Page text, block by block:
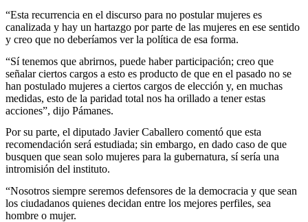
“Esta recurrencia en el discurso para no postular mujeres es
canalizada y hay un hartazgo por parte de las mujeres en ese sentido
y creo que no deberíamos ver la política de esa forma.
“Sí tenemos que abrirnos, puede haber participación; creo que
señalar ciertos cargos a esto es producto de que en el pasado no se
han postulado mujeres a ciertos cargos de elección y, en muchas
medidas, esto de la paridad total nos ha orillado a tener estas
acciones”, dijo Pámanes.
Por su parte, el diputado Javier Caballero comentó que esta
recomendación será estudiada; sin embargo, en dado caso de que
busquen que sean solo mujeres para la gubernatura, sí sería una
intromisión del instituto.
“Nosotros siempre seremos defensores de la democracia y que sean
los ciudadanos quienes decidan entre los mejores perfiles, sea
hombre o mujer.